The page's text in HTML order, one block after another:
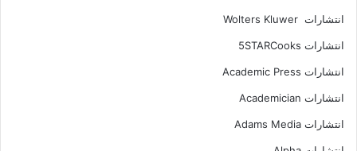
انتشارات Wolters Kluwer
انتشارات 5STARCooks
انتشارات Academic Press
انتشارات Academician
انتشارات Adams Media